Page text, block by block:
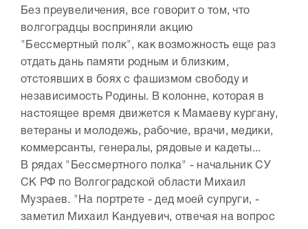
Без преувеличения, все говорит о том, что
волгоградцы восприняли акцию
"Бессмертный полк", как возможность еще раз
отдать дань памяти родным и близким,
отстоявших в боях с фашизмом свободу и
независимость Родины. В колонне, которая в
настоящее время движется к Мамаеву кургану,
ветераны и молодежь, рабочие, врачи, медики,
коммерсанты, генералы, рядовые и кадеты...
В рядах "Бессмертного полка" - начальник СУ
СК РФ по Волгоградской области Михаил
Музраев. "На портрете - дед моей супруги, -
заметил Михаил Кандуевич, отвечая на вопрос